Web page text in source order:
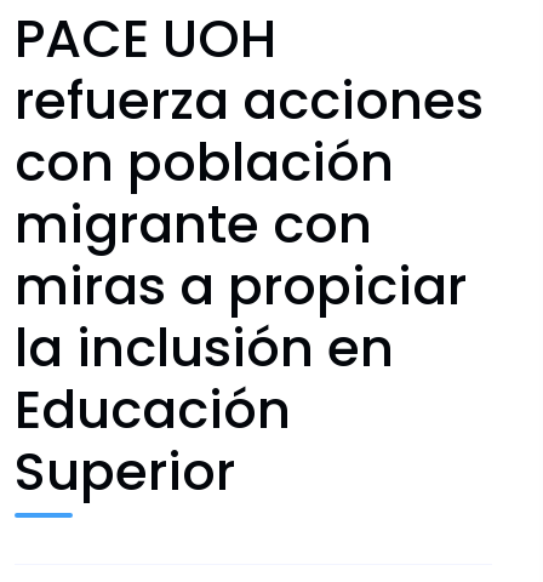
PACE UOH
refuerza acciones
con población
migrante con
miras a propiciar
la inclusión en
Educación
Superior